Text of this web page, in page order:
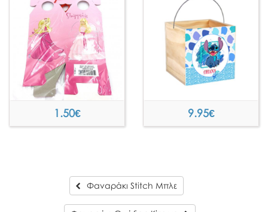
1.50€ 9.95€
Φαναράκι Stitch Μπλε